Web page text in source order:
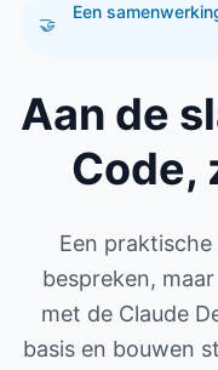
🤝
Een
Aan de
Code,
Een
bespreken,
met de Claude
basis en bouwen